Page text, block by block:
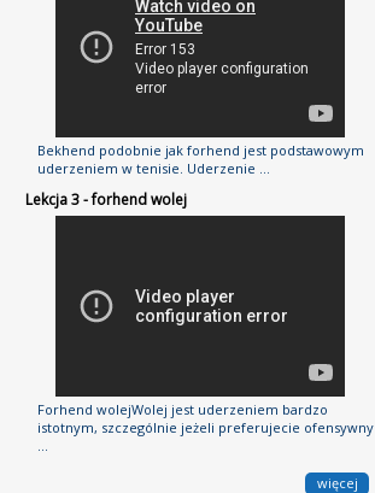
Bekhend podobnie jak forhend jest podstawowym
uderzeniem w tenisie. Uderzenie ...
Lekcja 3 - forhend wolej
Forhend wolejWolej jest uderzeniem bardzo
istotnym, szczególnie jeżeli preferujecie ofensywny
...
więcej